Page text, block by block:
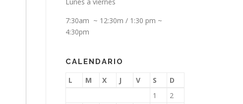
7:30am ~ 12:30m / 1:30 pm ~
4:30pm
CALENDARIO
L M X J V S
D
1
2